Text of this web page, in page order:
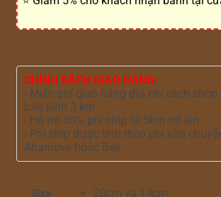
CHÍNH SÁCH GIAO HÀNG:
- Miễn phí giao hàng địa chỉ cách shop
bán kính 3 km
- Hỗ trợ 30% phí ship từ 5km trở lên.
- Phí ship được tính theo phí vận
Ahamove hoặc Bee.
Size 20cm và 14cm